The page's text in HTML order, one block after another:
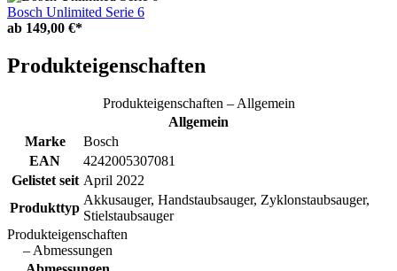
Bosch Unlimited Serie 6
ab 149,00 €*
Produkteigenschaften
Produkteigenschaften – Allgemein
Allgemein
Marke
Bosch
EAN
4242005307081
Gelistet seit April 2022
Produkttyp
Akkusauger, Handstaubsauger, Zyklonstaubsauger,
Stielstaubsauger
Produkteigenschaften
– Abmessungen